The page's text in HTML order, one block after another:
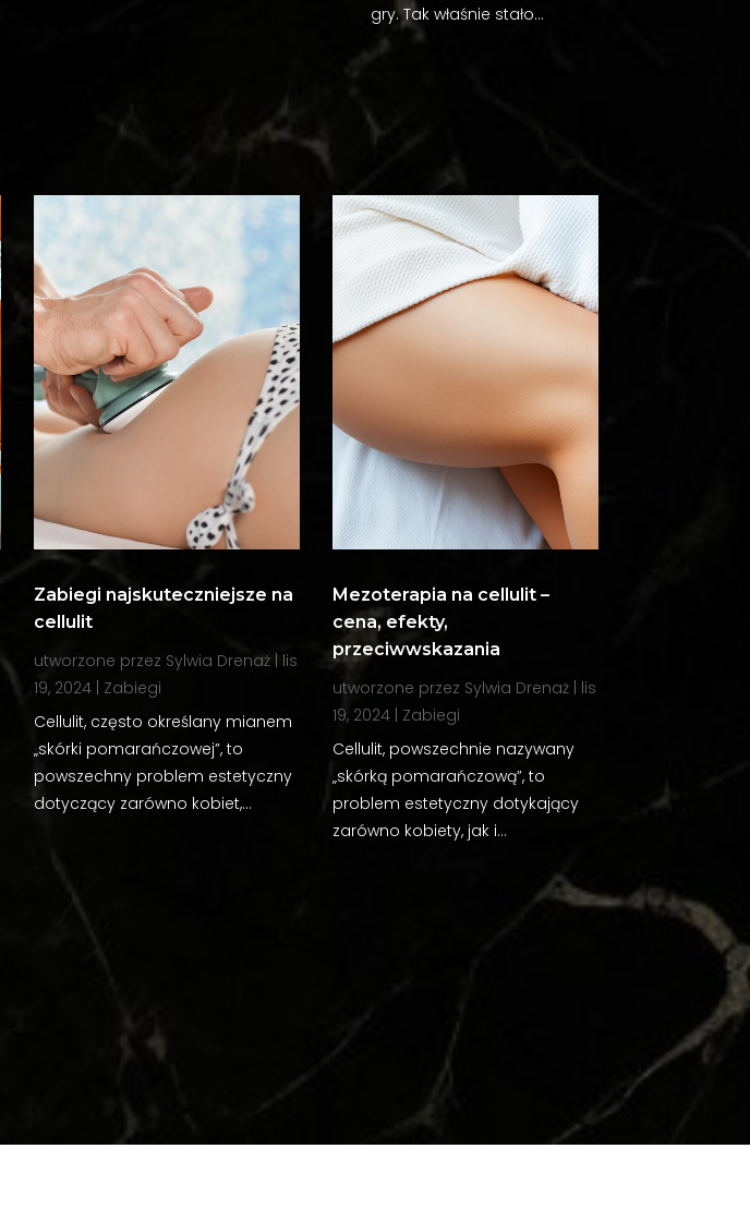
gry. Tak właśnie stało...
Zabiegi najskuteczniejsze na
cellulit
utworzone przez Sylwia Drenaż lis
19, 2024 Zabiegi
Cellulit, często określany mianem
„skórki pomarańczowej”, to
powszechny problem estetyczny
dotyczący zarówno kobiet,...
Mezoterapia na cellulit –
cena, efekty,
przeciwwskazania
utworzone przez Sylwia Drenaż| lis
19, 2024| Zabiegi
Cellulit, powszechnie nazywany
„skórką pomarańczową”, to
problem estetyczny dotykający
zarówno kobiety, jak i...